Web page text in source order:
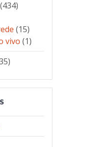
(434)
(15)
vivo (1)